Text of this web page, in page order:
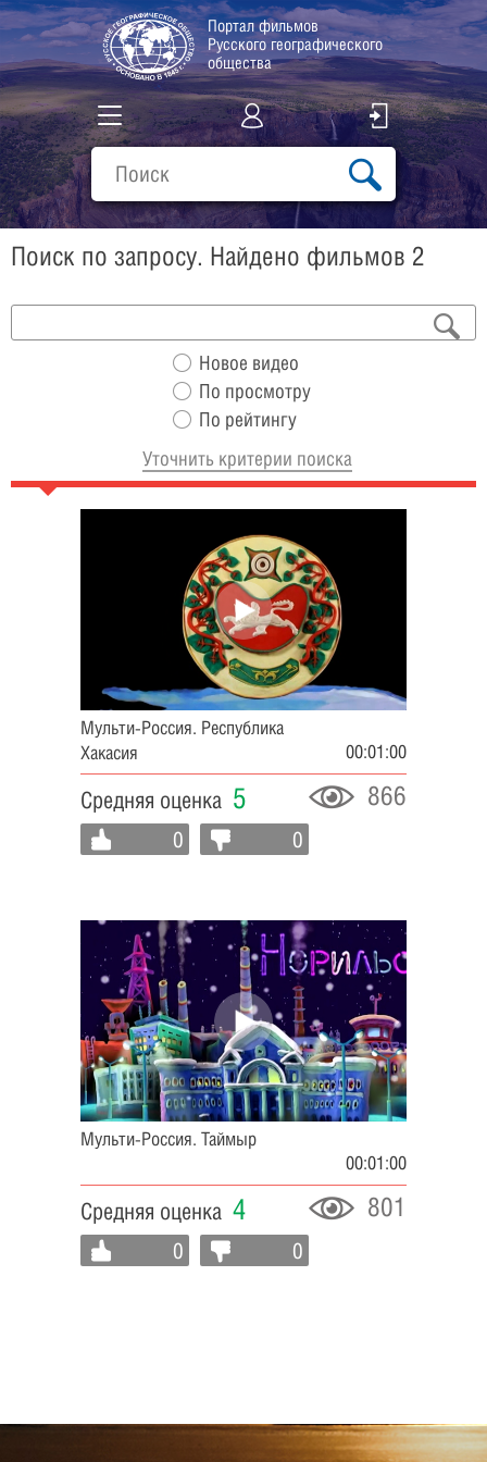
Портал фильмов
Русского географического
общества
Все фильмы
Подборки
О проекте
Поиск по запросу. Найдено фильмов 2
Новое видео
По просмотру
По рейтингу
Уточнить критерии поиска
Мульти-Россия. Республика
Хакасия
00:01:00
Средняя оценка 5 866
0 0
Мульти-Россия. Таймыр
00:01:00
Средняя оценка 4 801
0 0